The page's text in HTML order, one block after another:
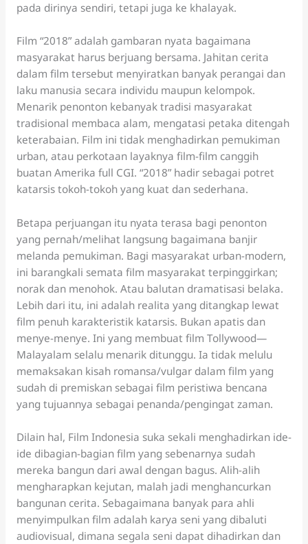
pada dirinya sendiri, tetapi juga ke khalayak.
Film “2018” adalah gambaran nyata bagaimana
masyarakat harus berjuang bersama. Jahitan cerita
dalam film tersebut menyiratkan banyak perangai dan
laku manusia secara individu maupun kelompok.
Menarik penonton kebanyak tradisi masyarakat
tradisional membaca alam, mengatasi petaka ditengah
keterabaian. Film ini tidak menghadirkan pemukiman
urban, atau perkotaan layaknya film-film canggih
buatan Amerika full CGI. “2018” hadir sebagai potret
katarsis tokoh-tokoh yang kuat dan sederhana.
Betapa perjuangan itu nyata terasa bagi penonton
yang pernah/melihat langsung bagaimana banjir
melanda pemukiman. Bagi masyarakat urban-modern,
ini barangkali semata film masyarakat terpinggirkan;
norak dan menohok. Atau balutan dramatisasi belaka.
Lebih dari itu, ini adalah realita yang ditangkap lewat
film penuh karakteristik katarsis. Bukan apatis dan
menye-menye. Ini yang membuat film Tollywood—
Malayalam selalu menarik ditunggu. Ia tidak melulu
memaksakan kisah romansa/vulgar dalam film yang
sudah di premiskan sebagai film peristiwa bencana
yang tujuannya sebagai penanda/pengingat zaman.
Dilain hal, Film Indonesia suka sekali menghadirkan ide-
ide dibagian-bagian film yang sebenarnya sudah
mereka bangun dari awal dengan bagus. Alih-alih
mengharapkan kejutan, malah jadi menghancurkan
bangunan cerita. Sebagaimana banyak para ahli
menyimpulkan film adalah karya seni yang dibaluti
audiovisual, dimana segala seni dapat dihadirkan dan